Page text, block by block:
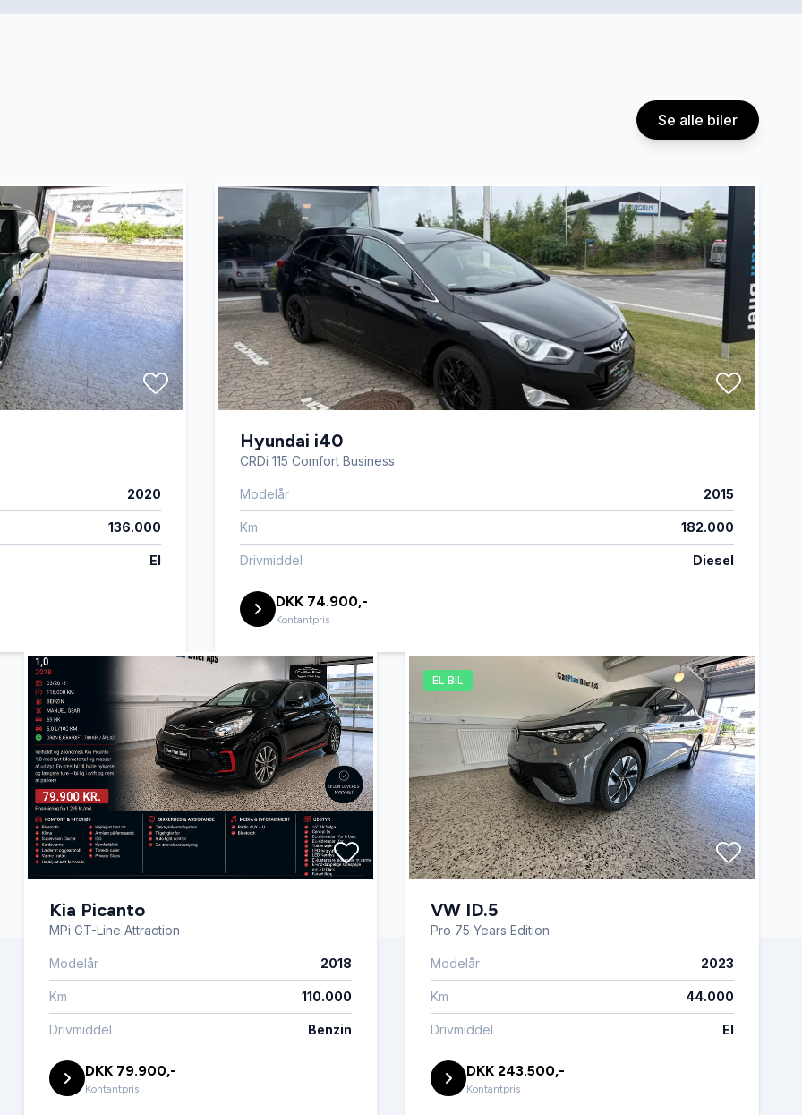
Se alle biler
2020
136.000
El
Hyundai i40
CRDi 115 Comfort Business
Modelår 2015
Km 182.000
Drivmiddel Diesel
DKK 74.900,-
Kontantpris
Kia Picanto
MPi GT-Line Attraction
Modelår 2018
Km 110.000
Drivmiddel Benzin
DKK 79.900,-
Kontantpris
EL BIL
VW ID.5
Pro 75 Years Edition
Modelår 2023
Km 44.000
Drivmiddel El
DKK 243.500,-
Kontantpris